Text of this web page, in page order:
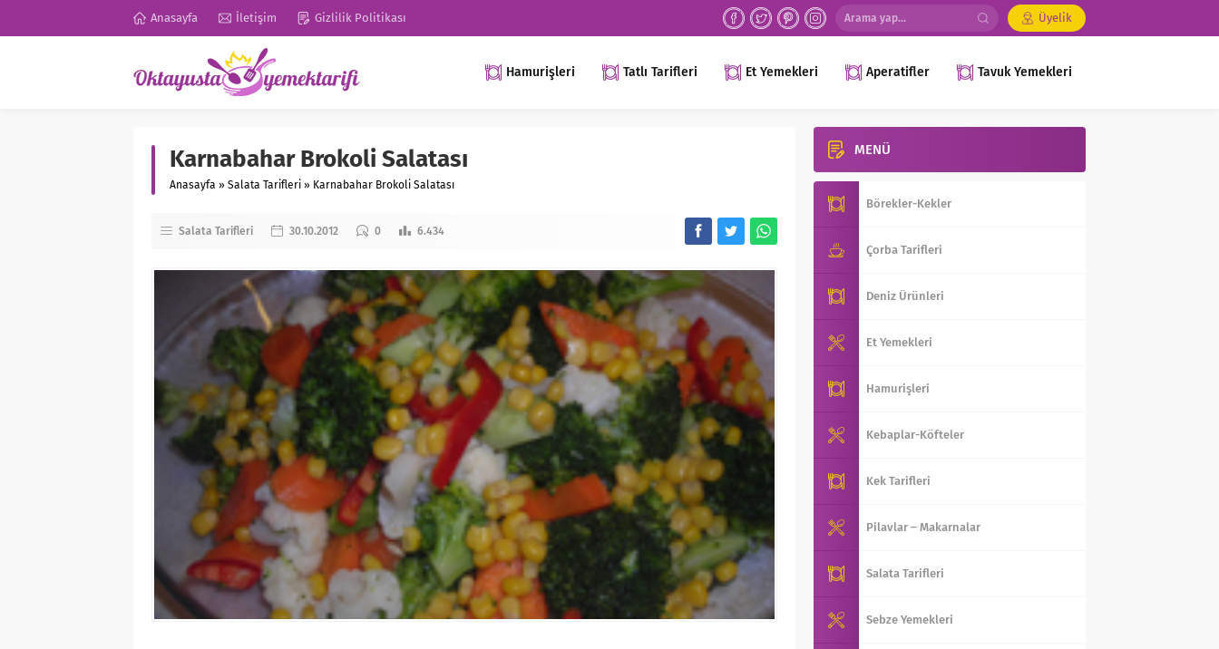
Anasayfa İletişim Gizlilik Politikası Üyelik
Hamurişleri Tatlı Tarifleri Et Yemekleri Aperatifler Tavuk Yemekleri
Karnabahar Brokoli Salatası
Anasayfa » Salata Tarifleri » Karnabahar Brokoli Salatası
Salata Tarifleri 30.10.2012 0 6.434
MENÜ
Börekler-Kekler
Çorba Tarifleri
Deniz Ürünleri
Et Yemekleri
Hamurişleri
Kebaplar-Köfteler
Kek Tarifleri
Pilavlar – Makarnalar
Salata Tarifleri
Sebze Yemekleri